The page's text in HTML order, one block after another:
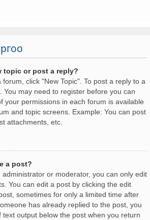
topic or post a reply?
click "New Topic". To post a reply to a
You may need to register before you can
your permissions in each forum is available
and topic screens. Example: You can post
attachments, etc.
a post?
or moderator, you can only edit
You can edit a post by clicking the edit
sometimes for only a limited time after
has already replied to the post, you
text output below the post when you return